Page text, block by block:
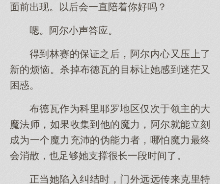
面前出现。以后会一直陪着你好吗？
嗯。阿尔小声答应。
得到林赛的保证之后，阿尔内心又压上了
新的烦恼。杀掉布德瓦的目标让她感到迷茫又
困惑。
布德瓦作为科里耶罗地区仅次于领主的大
魔法师，如果收集到他的魔力，阿尔就能立刻
成为一个魔力充沛的伪能力者，哪怕魔力最终
会消散，也足够她支撑很长一段时间了。
正当她陷入纠结时，门外远远传来克里特